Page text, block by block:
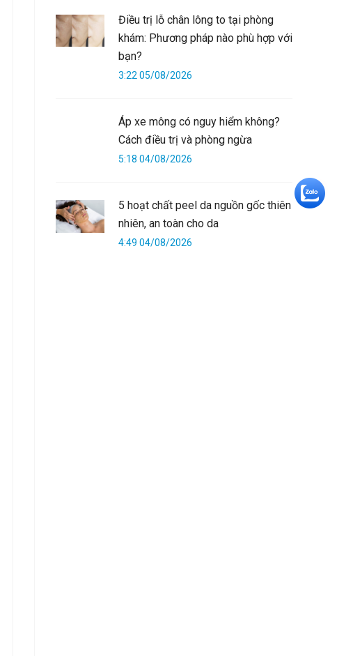
Điều trị lỗ chân lông to tại phòng
khám: Phương pháp nào phù hợp với
bạn?
3:22 05/08/2026
Áp xe mông có nguy hiểm không?
Cách điều trị và phòng ngừa
5:18 04/08/2026
5 hoạt chất peel da nguồn gốc thiên
nhiên, an toàn cho da
4:49 04/08/2026
+5